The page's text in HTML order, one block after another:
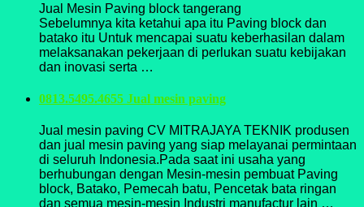
Jual Mesin Paving block tangerang
Sebelumnya kita ketahui apa itu Paving block dan
batako itu Untuk mencapai suatu keberhasilan dalam
melaksanakan pekerjaan di perlukan suatu kebijakan
dan inovasi serta …
0813.5495.4655 Jual mesin paving
Jual mesin paving CV MITRAJAYA TEKNIK produsen
dan jual mesin paving yang siap melayanai permintaan
di seluruh Indonesia.Pada saat ini usaha yang
berhubungan dengan Mesin-mesin pembuat Paving
block, Batako, Pemecah batu, Pencetak bata ringan
dan semua mesin-mesin Industri manufactur lain …